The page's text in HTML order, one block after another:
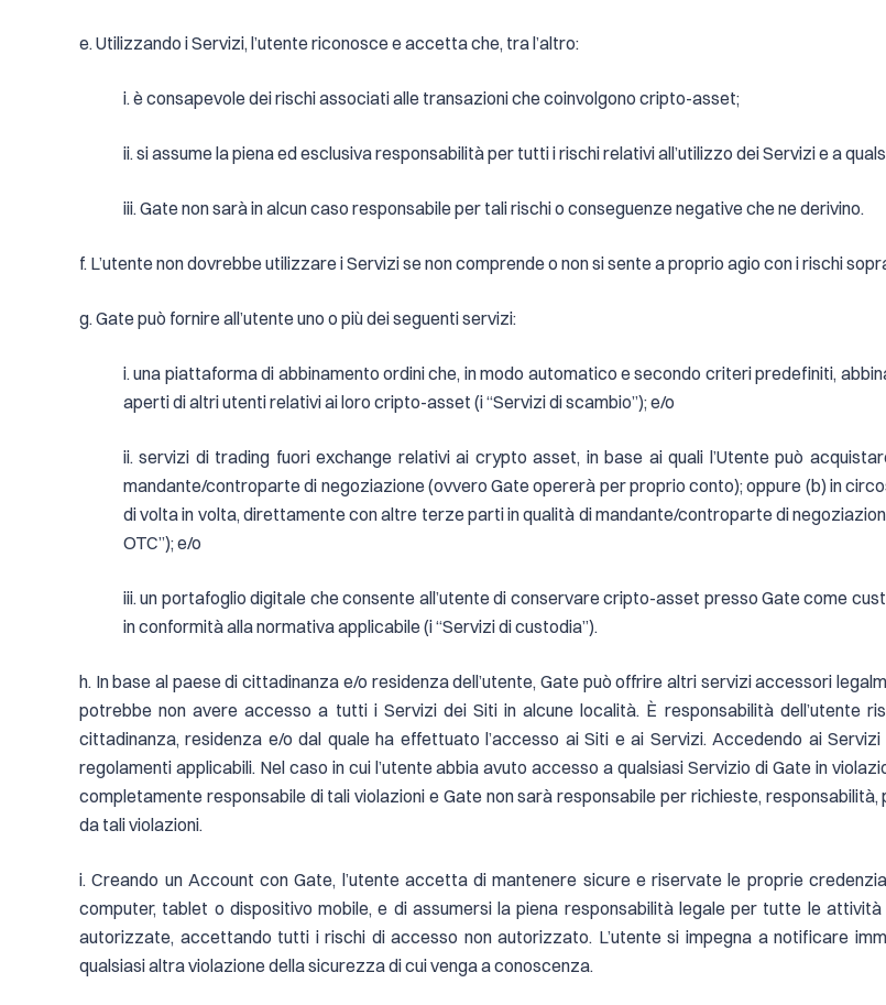
e. Utilizzando i Servizi, l’utente riconosce e accetta che, tra l’altro:
i. è consapevole dei rischi associati alle transazioni che coinvolgono cripto-asset;
ii. si assume la piena ed esclusiva responsabilità per tutti i rischi relativi all’utilizzo dei Servizi e a
iii. Gate non sarà in alcun caso responsabile per tali rischi o conseguenze negative che ne derivino.
f. L’utente non dovrebbe utilizzare i Servizi se non comprende o non si sente a proprio agio con i rischi
g. Gate può fornire all’utente uno o più dei seguenti servizi:
i. una piattaforma di abbinamento ordini che, in modo automatico e secondo criteri predefiniti,
aperti di altri utenti relativi ai loro cripto-asset (i “Servizi di scambio”); e/o
ii. servizi di trading fuori exchange relativi ai crypto asset, in base ai quali l’Utente può
mandante/controparte di negoziazione (ovvero Gate opererà per proprio conto); oppure (b) in
di volta in volta, direttamente con altre terze parti in qualità di mandante/controparte di
OTC”); e/o
iii. un portafoglio digitale che consente all’utente di conservare cripto-asset presso Gate come
in conformità alla normativa applicabile (i “Servizi di custodia”).
h. In base al paese di cittadinanza e/o residenza dell’utente, Gate può offrire altri servizi accessori
potrebbe non avere accesso a tutti i Servizi dei Siti in alcune località. È responsabilità dell’utente
cittadinanza, residenza e/o dal quale ha effettuato l’accesso ai Siti e ai Servizi. Accedendo ai
regolamenti applicabili. Nel caso in cui l’utente abbia avuto accesso a qualsiasi Servizio di Gate in
completamente responsabile di tali violazioni e Gate non sarà responsabile per richieste,
da tali violazioni.
i. Creando un Account con Gate, l’utente accetta di mantenere sicure e riservate le proprie
computer, tablet o dispositivo mobile, e di assumersi la piena responsabilità legale per tutte le
autorizzate, accettando tutti i rischi di accesso non autorizzato. L’utente si impegna a notificare
qualsiasi altra violazione della sicurezza di cui venga a conoscenza.